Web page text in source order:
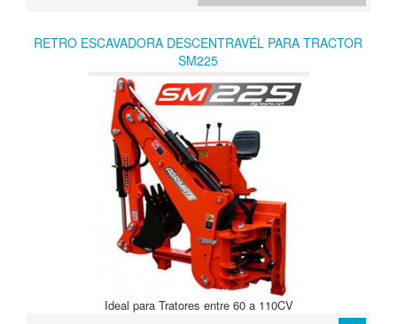
RETRO ESCAVADORA DESCENTRAVÉL PARA TRACTOR
SM225
Ideal para Tratores entre 60 a 110CV